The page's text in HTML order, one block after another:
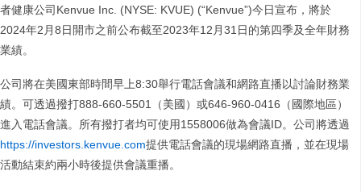
者健康公司Kenvue Inc. (NYSE: KVUE) (“Kenvue”)今日宣布，將於
2024年2月8日開市之前公布截至2023年12月31日的第四季及全年財務
業績。
公司將在美國東部時間早上8:30舉行電話會議和網路直播以討論財務業
績。可透過撥打888-660-5501（美國）或646-960-0416（國際地區）
進入電話會議。所有撥打者均可使用1558006做為會議ID。公司將透過
https://investors.kenvue.com提供電話會議的現場網路直播，並在現場
活動結束約兩小時後提供會議重播。